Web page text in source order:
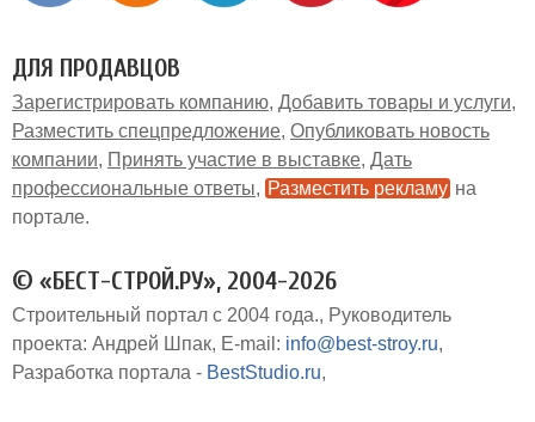
ДЛЯ ПРОДАВЦОВ
Зарегистрировать компанию Добавить товары и услуги
Разместить спецпредложение Опубликовать новость
компании
Принять участие в выставке Дать
профессиональные ответы
Разместить рекламу на
портале
© «БЕСТ-СТРОЙ.РУ», 2004-2026
Строительный портал с 2004 года.
Руководитель
проекта: Андрей Шпак E-mail: info@best-stroy.ru
Разработка портала - BestStudio.ru